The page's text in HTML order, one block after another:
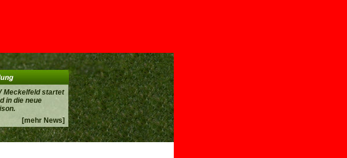
Meckelfeld startet
in die neue
[mehr News]